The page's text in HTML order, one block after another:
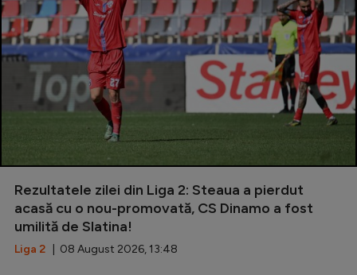
Rezultatele zilei din Liga 2: Steaua a pierdut
acasă cu o nou-promovată, CS Dinamo a fost
umilită de Slatina!
Liga 2 | 08 August 2026, 13:48